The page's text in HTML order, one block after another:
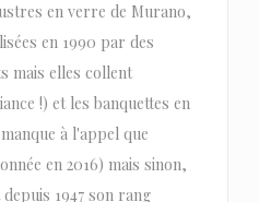
en verre de Murano,
en 1990 par des
mais elles collent
!) et les banquettes en
à l'appel que
en 2016) mais sinon,
1947 son rang